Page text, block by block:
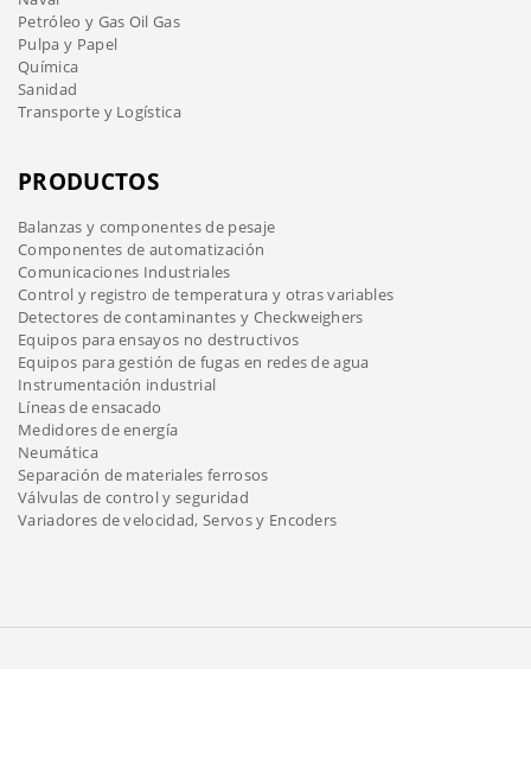
Petróleo y Gas Oil Gas
Pulpa y Papel
Química
Sanidad
Transporte y Logística
PRODUCTOS
Balanzas y componentes de pesaje
Componentes de automatización
Comunicaciones Industriales
Control y registro de temperatura y otras variables
Detectores de contaminantes y Checkweighers
Equipos para ensayos no destructivos
Equipos para gestión de fugas en redes de agua
Instrumentación industrial
Líneas de ensacado
Medidores de energía
Neumática
Separación de materiales ferrosos
Válvulas de control y seguridad
Variadores de velocidad, Servos y Encoders